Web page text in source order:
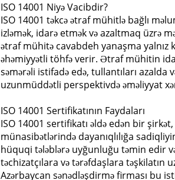
ISO 14001 Niyə Vacibdir?
ISO 14001 təkcə ətraf mühitlə bağlı
izləmək, idarə etmək və azaltmaq üzrə
ətraf mühitə cavabdeh yanaşma yalnız
əhəmiyyətli töhfə verir. Ətraf mühitin
səmərəli istifadə edə, tullantıları
uzunmüddətli perspektivdə əməliyyat
ISO 14001 Sertifikatının Faydaları
ISO 14001 sertifikatı əldə edən bir
münasibətlərində dayanıqlılığa
hüquqi tələblərə uyğunluğu təmin edir
təchizatçılara və tərəfdaşlara
Azərbaycan sənədləşdirmə firması bu